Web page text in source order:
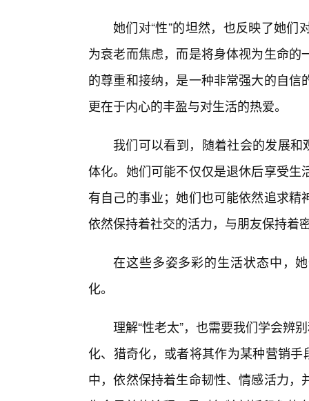
她们对“性”的坦然，也反映了她
为衰老而焦虑，而是将身体视为生命
的尊重和接纳，是一种非常强大的自
更在于内心的丰盈与对生活的热爱。
我们可以看到，随着社会的发展和
体化。她们可能不仅仅是退休后享受
有自己的事业；她们也可能依然追求
依然保持着社交的活力，与朋友保持着
在这些多姿多彩的生活状态中，
化。
理解“性老太”，也需要我们学会辨
化、猎奇化，或者将其作为某种营销
中，依然保持着生命韧性、情感活力